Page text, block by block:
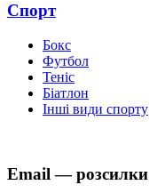
Спорт
Бокс
Футбол
Теніс
Біатлон
Інші види спорту
Email — розсилки